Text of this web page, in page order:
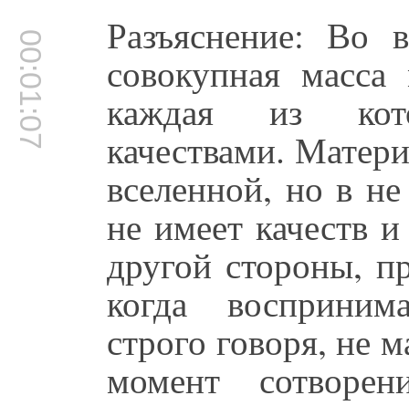
00:01:07 Разъяснение: Во
совокупная
каждая из
качествами.
вселенной, но в
не имеет качеств
другой стороны,
когда
строго говоря, не
момент